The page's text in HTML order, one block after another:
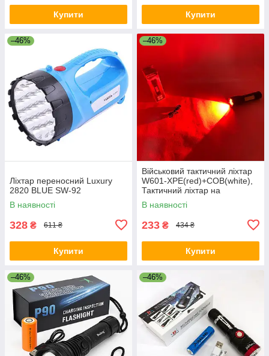
Купити Купити
–46%
Ліхтар переносний Luxury
2820 BLUE SW-92
В наявності
328 ₴ 611 ₴
Купити
–46%
Військовий тактичний ліхтар
W601-XPE(red)+COB(white),
Тактичний ліхтар на
акумуляторі з юсб YO-40
В наявності
233 ₴ 434 ₴
Купити
–46% –46%